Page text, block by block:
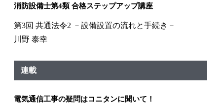
消防設備士第4類 合格ステップアップ講座
第3回 共通法令2 －設備設置の流れと手続き－
川野 泰幸
連載
電気通信工事の疑問はコニタンに聞いて！